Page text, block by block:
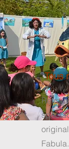
Tous
Fabula.